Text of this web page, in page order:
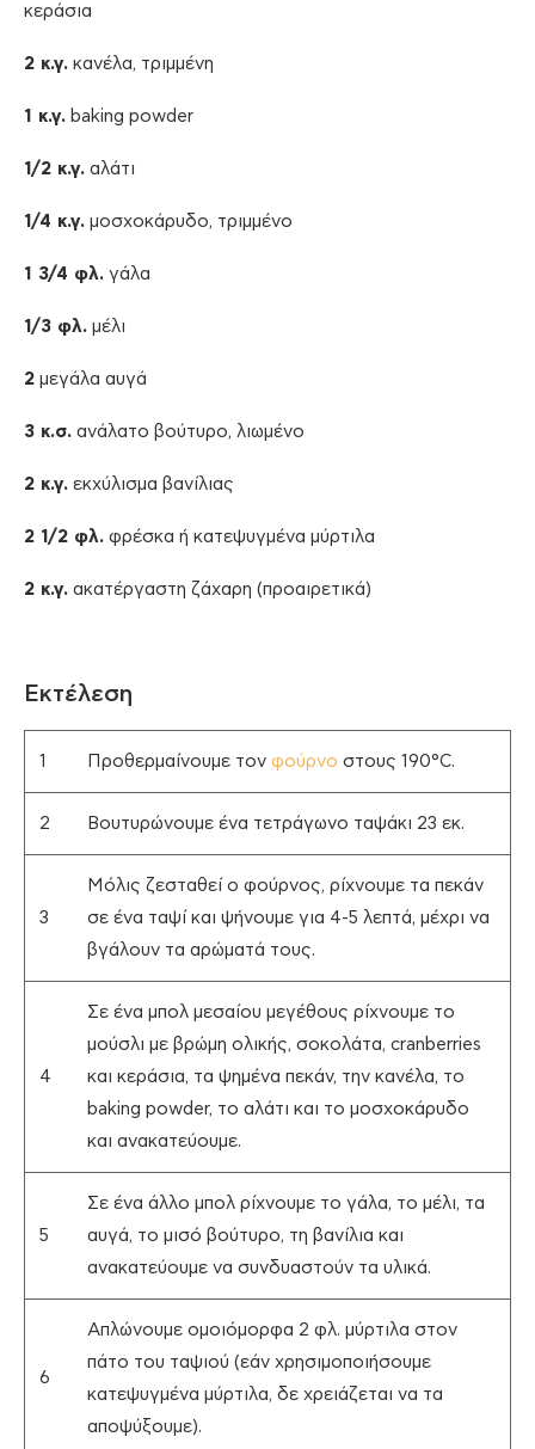
κεράσια
2 κ.γ. κανέλα, τριμμένη
1 κ.γ. baking powder
1/2 κ.γ. αλάτι
1/4 κ.γ. μοσχοκάρυδο, τριμμένο
1 3/4 φλ. γάλα
1/3 φλ. μέλι
2 μεγάλα αυγά
3 κ.σ. ανάλατο βούτυρο, λιωμένο
2 κ.γ. εκχύλισμα βανίλιας
2 1/2 φλ. φρέσκα ή κατεψυγμένα μύρτιλα
2 κ.γ. ακατέργαστη ζάχαρη (προαιρετικά)
Εκτέλεση
1 Προθερμαίνουμε τον φούρνο στους 190°C.
2 Βουτυρώνουμε ένα τετράγωνο ταψάκι 23 εκ.
3
Μόλις ζεσταθεί ο φούρνος, ρίχνουμε τα πεκάν
σε ένα ταψί και ψήνουμε για 4-5 λεπτά, μέχρι να
βγάλουν τα αρώματά τους.
4
Σε ένα μπολ μεσαίου μεγέθους ρίχνουμε το
μούσλι με βρώμη ολικής, σοκολάτα, cranberries
και κεράσια, τα ψημένα πεκάν, την κανέλα, το
baking powder, το αλάτι και το μοσχοκάρυδο
και ανακατεύουμε.
5
Σε ένα άλλο μπολ ρίχνουμε το γάλα, το μέλι, τα
αυγά, το μισό βούτυρο, τη βανίλια και
ανακατεύουμε να συνδυαστούν τα υλικά.
6
Απλώνουμε ομοιόμορφα 2 φλ. μύρτιλα στον
πάτο του ταψιού (εάν χρησιμοποιήσουμε
κατεψυγμένα μύρτιλα, δε χρειάζεται να τα
αποψύξουμε).